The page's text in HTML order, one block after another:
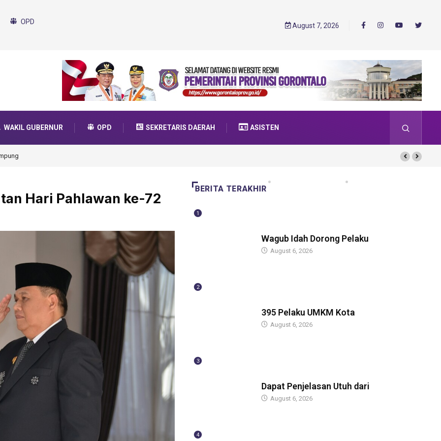
OPD August 7, 2026
WAKIL GUBERNUR OPD SEKRETARIS DAERAH ASISTEN
Transformasi 2025
Hari Pahlawan ke-72
BERITA TERAKHIR
1
Wagub Idah Dorong Pelaku
August 6, 2026
2
395 Pelaku UMKM Kota
August 6, 2026
3
Dapat Penjelasan Utuh dari
August 6, 2026
4